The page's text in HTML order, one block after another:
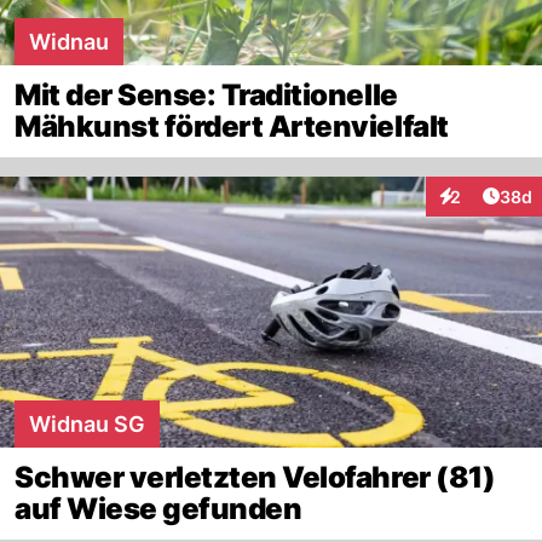
Widnau
Mit der Sense: Traditionelle
Mähkunst fördert Artenvielfalt
2
Interaktionen
38d
Widnau SG
Schwer verletzten Velofahrer (81)
auf Wiese gefunden